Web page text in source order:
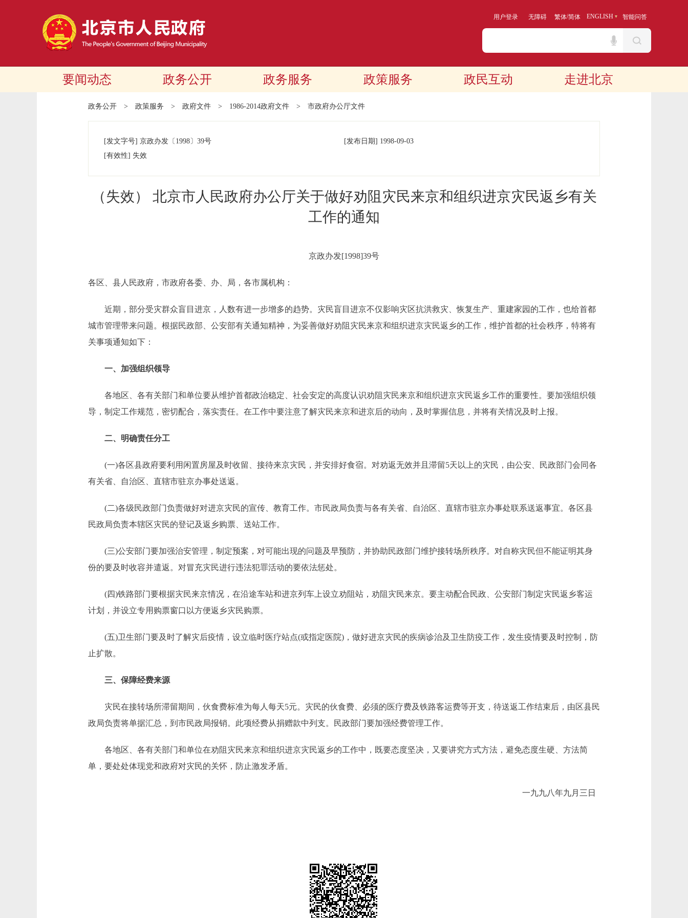
用户登录 无障碍 繁体/简体 ENGLISH 智能问答
要闻动态 政务公开 政务服务 政策服务 政民互动 走进北京
政务公开 > 政策服务 > 政府文件 > 1986-2014政府文件 > 市政府办公厅文件
[发文字号] 京政办发 〔1998〕 39号 [发布日期] 1998-09-03
[有效性] 失效
（失效） 北京市人民政府办公厅关于做好劝阻灾民来京和组织进京灾民返乡有关
工作的通知
京政办发[1998]39号
各区、县人民政府，市政府各委、办、局，各市属机构：
近期，部分受灾群众盲目进京，人数有进一步增多的趋势。灾民盲目进京不仅影响灾区抗洪救灾、恢复生产、重建家园的工作，也给首都
城市管理带来问题。根据民政部、公安部有关通知精神，为妥善做好劝阻灾民来京和组织进京灾民返乡的工作，维护首都的社会秩序，特将有
关事项通知如下：
一、加强组织领导
各地区、各有关部门和单位要从维护首都政治稳定、社会安定的高度认识劝阻灾民来京和组织进京灾民返乡工作的重要性。要加强组织领
导，制定工作规范，密切配合，落实责任。在工作中要注意了解灾民来京和进京后的动向，及时掌握信息，并将有关情况及时上报。
二、明确责任分工
(一)各区县政府要利用闲置房屋及时收留、接待来京灾民，并安排好食宿。对劝返无效并且滞留5天以上的灾民，由公安、民政部门会同各
有关省、自治区、直辖市驻京办事处送返。
(二)各级民政部门负责做好对进京灾民的宣传、教育工作。市民政局负责与各有关省、自治区、直辖市驻京办事处联系送返事宜。各区县
民政局负责本辖区灾民的登记及返乡购票、送站工作。
(三)公安部门要加强治安管理，制定预案，对可能出现的问题及早预防，并协助民政部门维护接转场所秩序。对自称灾民但不能证明其身
份的要及时收容并遣返。对冒充灾民进行违法犯罪活动的要依法惩处。
(四)铁路部门要根据灾民来京情况，在沿途车站和进京列车上设立劝阻站，劝阻灾民来京。要主动配合民政、公安部门制定灾民返乡客运
计划，并设立专用购票窗口以方便返乡灾民购票。
(五)卫生部门要及时了解灾后疫情，设立临时医疗站点(或指定医院)，做好进京灾民的疾病诊治及卫生防疫工作，发生疫情要及时控制，防
止扩散。
三、保障经费来源
灾民在接转场所滞留期间，伙食费标准为每人每天5元。灾民的伙食费、必须的医疗费及铁路客运费等开支，待送返工作结束后，由区县民
政局负责将单据汇总，到市民政局报销。此项经费从捐赠款中列支。民政部门要加强经费管理工作。
各地区、各有关部门和单位在劝阻灾民来京和组织进京灾民返乡的工作中，既要态度坚决，又要讲究方式方法，避免态度生硬、方法简
单，要处处体现党和政府对灾民的关怀，防止激发矛盾。
一九九八年九月三日